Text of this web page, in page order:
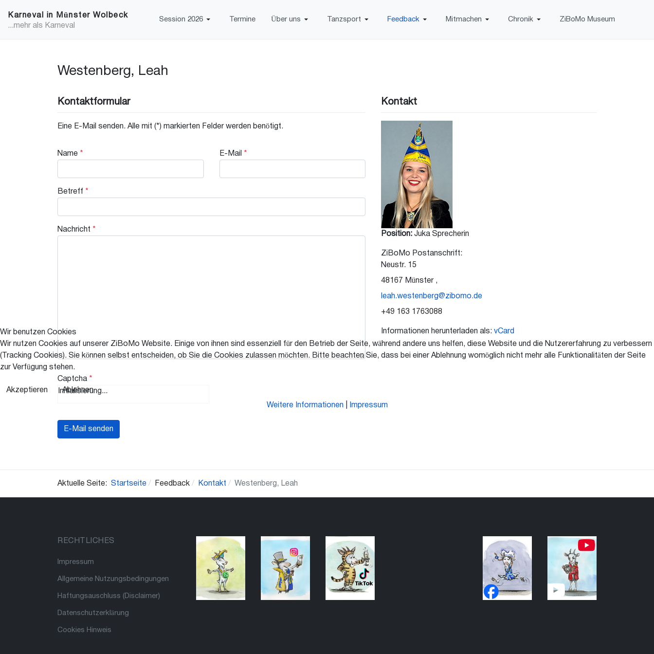
Karneval in Münster Wolbeck
...mehr als Karneval
Session 2026 Termine Über uns Tanzsport Feedback Mitmachen Chronik ZiBoMo Museum
Westenberg, Leah
Kontaktformular
Eine E-Mail senden. Alle mit (*) markierten Felder werden benötigt.
Name * E-Mail *
Betreff *
Nachricht *
Captcha *
Initialisierung...
E-Mail senden
Kontakt
Position: Juka Sprecherin
ZiBoMo Postanschrift:
Neustr. 15
48167 Münster ,
leah.westenberg@zibomo.de
+49 163 1763088
Informationen herunterladen als: vCard
Aktuelle Seite: Startseite Feedback Kontakt Westenberg, Leah
RECHTLICHES
Impressum
Allgemeine Nutzungsbedingungen
Haftungsauschluss (Disclaimer)
Datenschutzerklärung
Cookies Hinweis
Wir benutzen Cookies
Wir nutzen Cookies auf unserer ZiBoMo Website. Einige von ihnen sind essenziell für den Betrieb der Seite, während andere uns helfen, diese Website und die Nutzererfahrung zu verbessern
(Tracking Cookies). Sie können selbst entscheiden, ob Sie die Cookies zulassen möchten. Bitte beachten Sie, dass bei einer Ablehnung womöglich nicht mehr alle Funktionalitäten der Seite
zur Verfügung stehen.
Akzeptieren Ablehnen
Weitere Informationen| Impressum